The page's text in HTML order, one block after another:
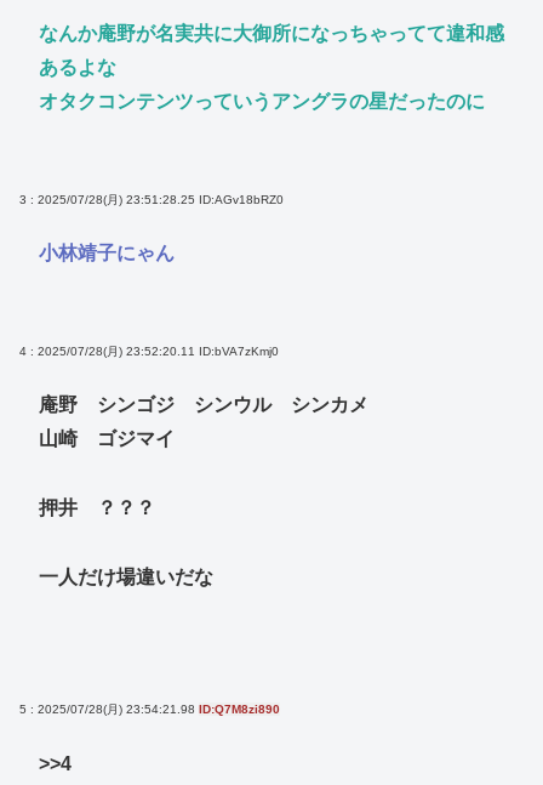
なんか庵野が名実共に大御所になっちゃってて違和感
あるよな
オタクコンテンツっていうアングラの星だったのに
3 : 2025/07/28(月) 23:51:28.25 ID:AGv18bRZ0
小林靖子にゃん
4 : 2025/07/28(月) 23:52:20.11 ID:bVA7zKmj0
庵野 シンゴジ シンウル シンカメ
山崎 ゴジマイ
押井 ？？？
一人だけ場違いだな
5 : 2025/07/28(月) 23:54:21.98 ID:Q7M8zi890
>>4